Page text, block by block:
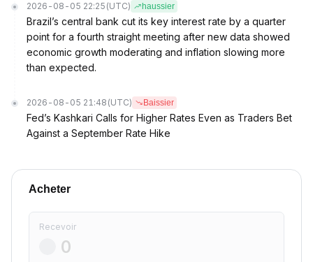
2026-08-05 22:25 (UTC) haussier
Brazil’s central bank cut its key interest rate by a quarter
point for a fourth straight meeting after new data showed
economic growth moderating and inflation slowing more
than expected.
2026-08-05 21:48 (UTC) Baissier
Fed’s Kashkari Calls for Higher Rates Even as Traders Bet
Against a September Rate Hike
Acheter
Recevoir